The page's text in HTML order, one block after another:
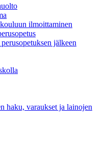
ilmoittaminen
jälkeen
haku, varaukset ja lainojen